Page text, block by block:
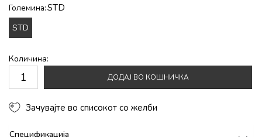
Големина:STD
STD
Количина:
ДОДАЈ ВО КОШНИЧКА
Зачувајте во списокот со желби
Спецификација